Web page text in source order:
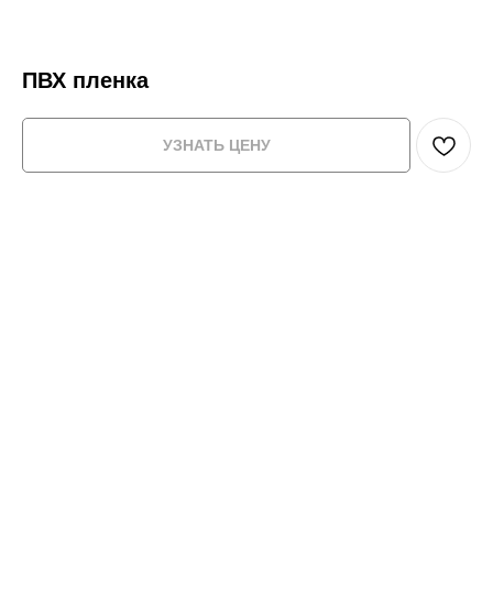
ПВХ пленка
УЗНАТЬ ЦЕНУ